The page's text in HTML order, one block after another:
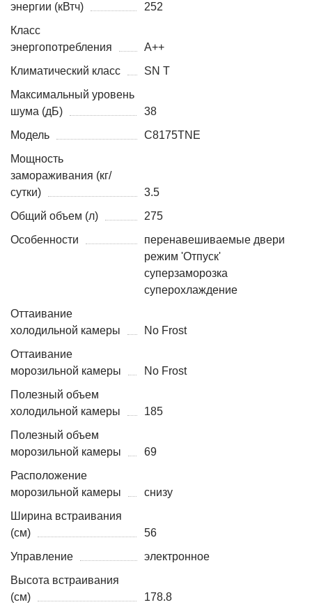
энергии (кВтч)
252
Класс
энергопотребления
A++
Климатический класс
SN T
Максимальный уровень
шума (дБ)
38
Модель
C8175TNE
Мощность
замораживания (кг/
сутки)
3.5
Общий объем (л)
275
Особенности
перенавешиваемые двери
режим 'Отпуск'
суперзаморозка
суперохлаждение
Оттаивание
холодильной камеры
No Frost
Оттаивание
морозильной камеры
No Frost
Полезный объем
холодильной камеры
185
Полезный объем
морозильной камеры
69
Расположение
морозильной камеры
снизу
Ширина встраивания
(см)
56
Управление
электронное
Высота встраивания
(см)
178.8